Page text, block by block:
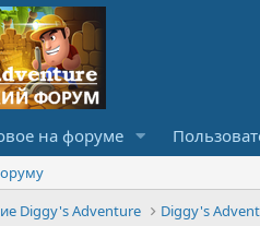
на форуме
Diggy's Adventure Diggy's